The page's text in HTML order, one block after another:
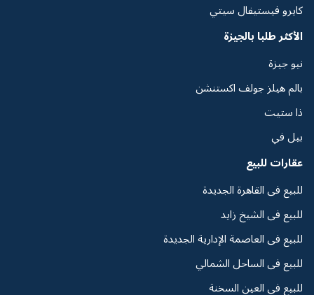
كايرو فيستيفال سيتي
الأكثر طلبا بالجيزة
نيو جيزة
بالم هيلز جولف اكستنشن
ذا ستيت
بيل في
عقارات للبيع
للبيع فى القاهرة الجديدة
للبيع فى الشيخ زايد
للبيع فى العاصمة الإدارية الجديدة
للبيع فى الساحل الشمالي
للبيع فى العين السخنة